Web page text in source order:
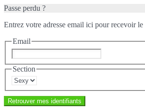
Passe perdu ?
Entrez votre adresse email ici pour recevoir
Email
Section
Retrouver mes identifiants